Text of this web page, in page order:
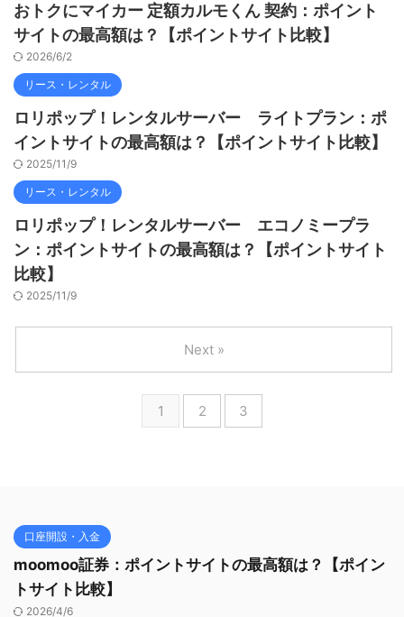
おトクにマイカー 定額カルモくん 契約：ポイント
サイトの最高額は？【ポイントサイト比較】
2026/6/2
リース・レンタル
ロリポップ！レンタルサーバー ライトプラン：ポ
イントサイトの最高額は？【ポイントサイト比較】
2025/11/9
リース・レンタル
ロリポップ！レンタルサーバー エコノミープラ
ン：ポイントサイトの最高額は？【ポイントサイト
比較】
2025/11/9
1 2 3
Next »
口座開設・入金
moomoo証券：ポイントサイトの最高額は？【ポイン
トサイト比較】
2026/4/6